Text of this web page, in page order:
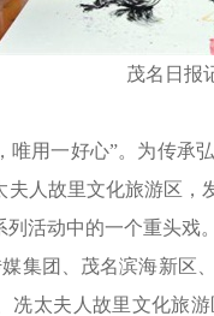
茂名日报
唯用一好心”。为传承
夫人故里文化旅游区，
活动中的一个重头戏。
集团、茂名滨海新区
冼太夫人故里文化旅